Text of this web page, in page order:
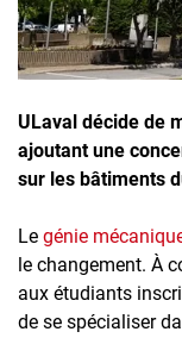
ULaval décide de
ajoutant une
sur les bâtiments
Le génie
le changement. À
aux étudiants
de se spécialiser